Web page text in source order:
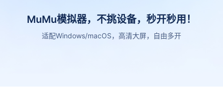
MuMu模拟器，不挑设备，秒开秒用！
适配Windows/macOS，高清大屏，自由多开